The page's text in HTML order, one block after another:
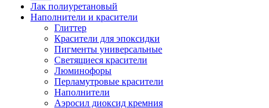
Лак полиуретановый
Наполнители и красители
Глиттер
Красители для эпоксидки
Пигменты универсальные
Светящиеся красители
Люминофоры
Перламутровые красители
Наполнители
Аэросил диоксид кремния